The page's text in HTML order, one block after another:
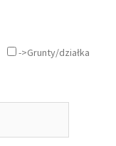
->Grunty/działka